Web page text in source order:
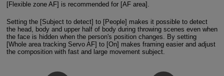
[Flexible zone AF] is recommended for [AF area].
Setting the [Subject to detect] to [People] makes it possible to detect
the head, body and upper half of body during throwing scenes even when
the face is hidden when the person's position changes. By setting
[Whole area tracking Servo AF] to [On] makes framing easier and adjust
the composition with fast and large movement subject.